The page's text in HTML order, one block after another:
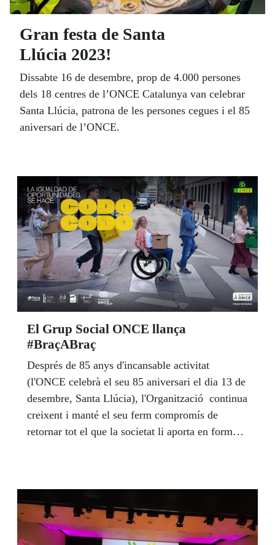
Gran festa de Santa
Llúcia 2023!
Dissabte 16 de desembre, prop de 4.000 persones
dels 18 centres de l’ONCE Catalunya van celebrar
Santa Llúcia, patrona de les persones cegues i el 85
aniversari de l’ONCE.
El Grup Social ONCE llança
#BraçABraç
Després de 85 anys d'incansable activitat
(l'ONCE celebrà el seu 85 aniversari el dia 13 de
desembre, Santa Llúcia), l'Organització continua
creixent i manté el seu ferm compromís de
retornar tot el que la societat li aporta en forma